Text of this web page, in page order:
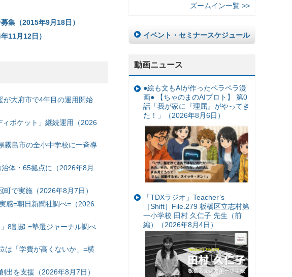
集（2015年9月18日）
11月12日）
が大府市で4年目の運用開始
ポケット」継続運用（2026
霧島市の全小中学校に一斉導
体・65拠点に（2026年8月
で実施（2026年8月7日）
感=朝日新聞社調べ=（2026
8割超 =塾選ジャーナル調べ
は「学費が高くないか」=横
出を支援（2026年8月7日）
ズームイン一覧 >>
イベント・セミナースケジュール
動画ニュース
●絵も文もAIが作ったペラペラ漫
画● 【ちゃのまのAIプロト】 第0
話「我が家に『理屈』がやってき
た！」（2026年8月6日）
「TDXラジオ」Teacher’s
［Shift］File.279 板橋区立志村第
一小学校 田村 久仁子 先生（前
編）（2026年8月4日）